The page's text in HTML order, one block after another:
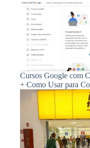
Cursos Google com
+ Como Usar para